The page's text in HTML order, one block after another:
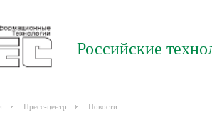
Российские
Пресс-центр Новости